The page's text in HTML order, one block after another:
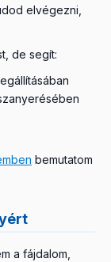
elvégezni,
de segít:
bemutatom
a fájdalom,